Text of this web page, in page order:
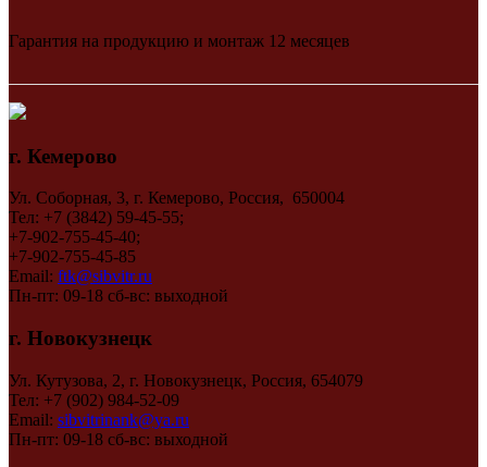
Гарантия на продукцию и монтаж 12 месяцев
г. Кемерово
Ул. Соборная, 3, г. Кемерово, Россия, 650004
Тел: +7 (3842) 59-45-55;
+7-902-755-45-40;
+7-902-755-45-85
Email: ftk@sibvitr.ru
Пн-пт: 09-18 сб-вс: выходной
г. Новокузнецк
Ул. Кутузова, 2, г. Новокузнецк, Россия, 654079
Тел: +7 (902) 984-52-09
Email: sibvitrinank@ya.ru
Пн-пт: 09-18 сб-вс: выходной